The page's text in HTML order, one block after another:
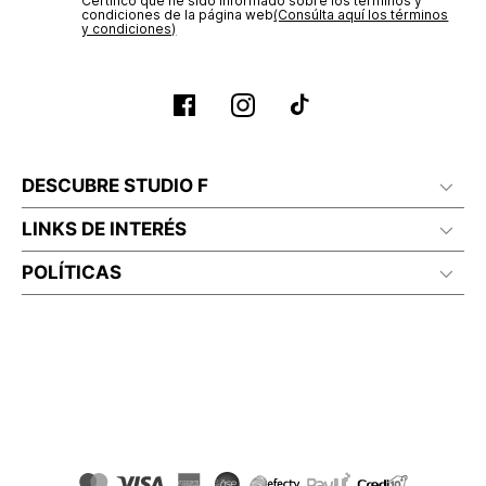
condiciones de la página web‎(Consúlta aquí los términos
y condiciones)
DESCUBRE STUDIO F
LINKS DE INTERÉS
POLÍTICAS